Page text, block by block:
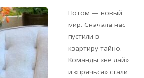
Потом — новый
мир. Сначала нас
пустили в
квартиру тайно.
Команды «не лай»
и «прячься» стали